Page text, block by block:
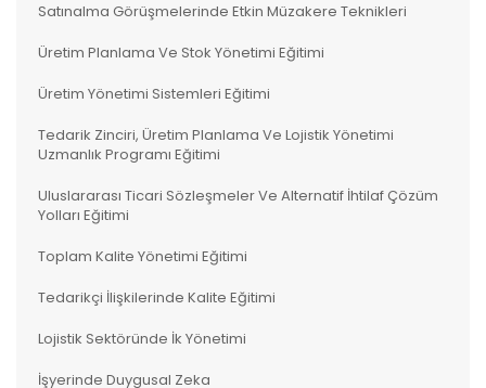
Satınalma Görüşmelerinde Etkin Müzakere Teknikleri
Üretim Planlama Ve Stok Yönetimi Eğitimi
Üretim Yönetimi Sistemleri Eğitimi
Tedarik Zinciri, Üretim Planlama Ve Lojistik Yönetimi
Uzmanlık Programı Eğitimi
Uluslararası Ticari Sözleşmeler Ve Alternatif İhtilaf Çözüm
Yolları Eğitimi
Toplam Kalite Yönetimi Eğitimi
Tedarikçi İlişkilerinde Kalite Eğitimi
Lojistik Sektöründe İk Yönetimi
İşyerinde Duygusal Zeka